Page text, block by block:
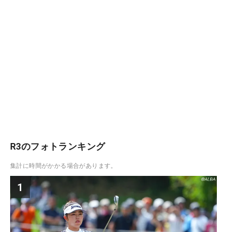
R3のフォトランキング
集計に時間がかかる場合があります。
1